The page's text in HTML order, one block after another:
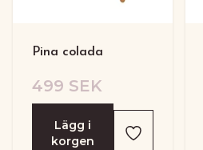
Pina colada
499 SEK
Lägg i
korgen